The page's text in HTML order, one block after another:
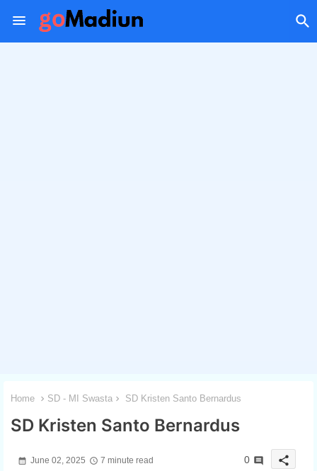
Home SD - MI Swasta SD Kristen Santo Bernardus
SD Kristen Santo Bernardus
June 02, 2025 7 minute read 0 share